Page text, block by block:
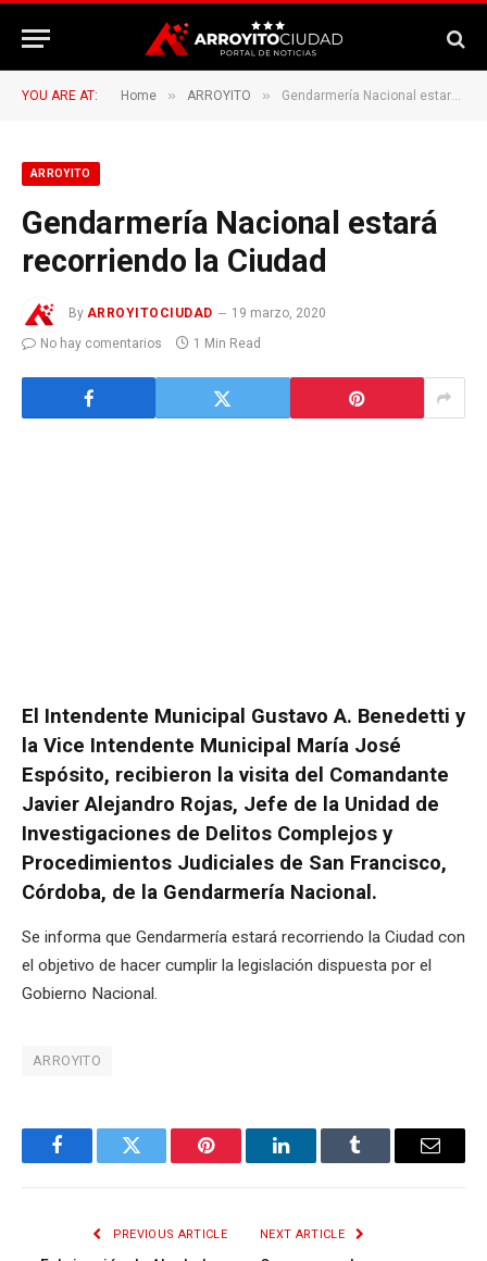
YOU ARE AT: Home » ARROYITO » Gendarmería Nacional estará recorriendo la Ciudad
ARROYITO
Gendarmería Nacional estará
recorriendo la Ciudad
By ARROYITOCIUDAD
19 marzo, 2020
No hay comentarios
1 Min Read
El Intendente Municipal Gustavo A. Benedetti y
la Vice Intendente Municipal María José
Espósito, recibieron la visita del Comandante
Javier Alejandro Rojas, Jefe de la Unidad de
Investigaciones de Delitos Complejos y
Procedimientos Judiciales de San Francisco,
Córdoba, de la Gendarmería Nacional.
Se informa que Gendarmería estará recorriendo la Ciudad con
el objetivo de hacer cumplir la legislación dispuesta por el
Gobierno Nacional.
ARROYITO
FacebookTwitter Pinterest LinkedInTumblr Email
PREVIOUS ARTICLE NEXT ARTICLE